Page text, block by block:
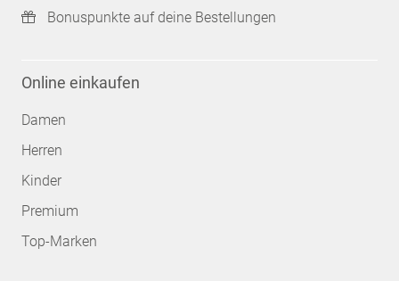
Bonuspunkte auf deine Bestellungen
Online einkaufen
Damen
Herren
Kinder
Premium
Top-Marken